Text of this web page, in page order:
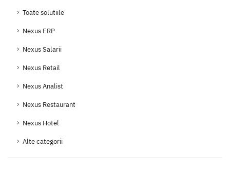
Toate solutiile
Nexus ERP
Nexus Salarii
Nexus Retail
Nexus Analist
Nexus Restaurant
Nexus Hotel
Alte categorii